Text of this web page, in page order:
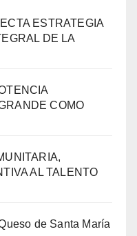
ESTRATEGIA
DE LA
COMO
AL TALENTO
de Santa María